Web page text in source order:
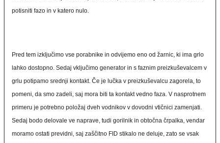
potisniti fazo in v katero nulo.
Pred tem izključimo vse porabnike in odvijemo eno od žarnic, ki ima grlo
lahko dostopno. Sedaj vključimo generator in s faznim preizkuševalcem v
grlu potipamo srednji kontakt. Če je lučka v preizkuševalcu zagorela, to
pomeni, da smo zadeli, saj mora biti ta kontakt vedno faza. V nasprotnem
primeru je potrebno položaj dveh vodnikov v dovodni vtičnici zamenjati.
Sedaj bodo delovale ve naprave, tudi gorilnik in obtočna črpalka, vendar
moramo ostati previdni, saj zaščitno FID stikalo ne deluje, zato se vsak